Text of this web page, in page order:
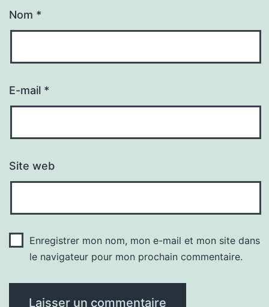
Nom *
E-mail *
Site web
Enregistrer mon nom, mon e-mail et mon site dans
le navigateur pour mon prochain commentaire.